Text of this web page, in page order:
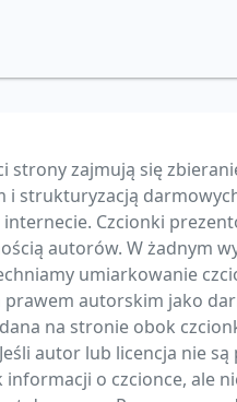
strony zajmują się
i strukturyzacją
Czcionki
autorów. W żadnym
umiarkowanie
autorskim jako
na stronie obok
autor lub licencja nie są
informacji o czcionce, ale